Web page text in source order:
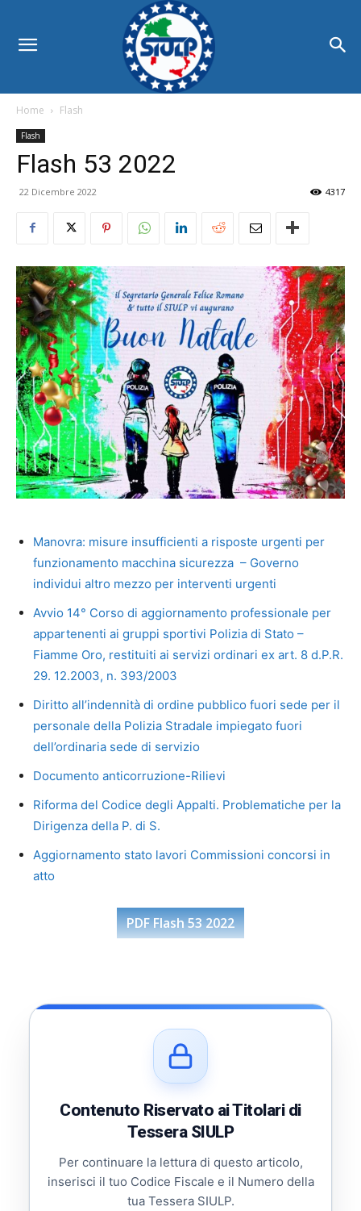
Home Flash
Flash
Flash 53 2022
22 Dicembre 2022 4317
Manovra: misure insufficienti a risposte urgenti per
funzionamento macchina sicurezza – Governo
individui altro mezzo per interventi urgenti
Avvio 14° Corso di aggiornamento professionale per
appartenenti ai gruppi sportivi Polizia di Stato –
Fiamme Oro, restituiti ai servizi ordinari ex art. 8 d.P.R.
29. 12.2003, n. 393/2003
Diritto all’indennità di ordine pubblico fuori sede per il
personale della Polizia Stradale impiegato fuori
dell’ordinaria sede di servizio
Documento anticorruzione-Rilievi
Riforma del Codice degli Appalti. Problematiche per la
Dirigenza della P. di S.
Aggiornamento stato lavori Commissioni concorsi in
atto
PDF Flash 53 2022
Contenuto Riservato ai Titolari di
Tessera SIULP
Per continuare la lettura di questo articolo,
inserisci il tuo Codice Fiscale e il Numero della
tua Tessera SIULP.